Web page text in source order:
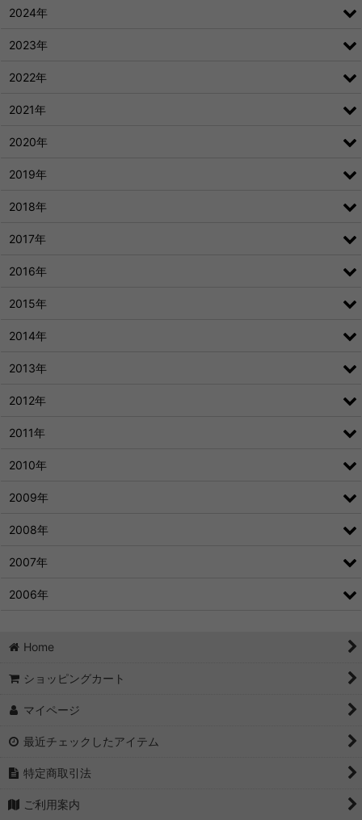
2024年
2023年
2022年
2021年
2020年
2019年
2018年
2017年
2016年
2015年
2014年
2013年
2012年
2011年
2010年
2009年
2008年
2007年
2006年
Home
ショッピングカート
マイページ
最近チェックしたアイテム
特定商取引法
ご利用案内